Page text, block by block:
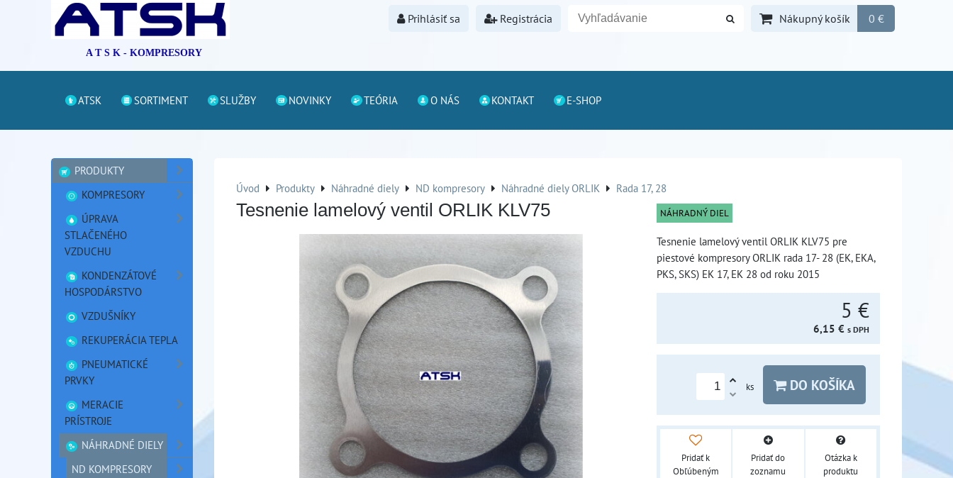
A T S K - KOMPRESORY
Prihlásiť sa Registrácia Nákupný košík 0 €
ATSK SORTIMENT SLUŽBY NOVINKY TEÓRIA O NÁS KONTAKT E-SHOP
Úvod Produkty Náhradné diely ND kompresory Náhradné diely ORLIK Rada 17, 28
Tesnenie lamelový ventil ORLIK KLV75 NÁHRADNÝ DIEL
Tesnenie lamelový ventil ORLIK KLV75 pre
piestové kompresory ORLIK rada 17- 28 (EK, EKA,
PKS, SKS) EK 17, EK 28 od roku 2015
5 €
6,15 € s DPH
ks DO KOŠÍKA
Pridať k
Obľúbeným
Pridať do
zoznamu
Otázka k
produktu
PRODUKTY
KOMPRESORY
ÚPRAVA
STLAČENÉHO
VZDUCHU
KONDENZÁTOVÉ
HOSPODÁRSTVO
VZDUŠNÍKY
REKUPERÁCIA TEPLA
PNEUMATICKÉ
PRVKY
MERACIE
PRÍSTROJE
NÁHRADNÉ DIELY
ND KOMPRESORY